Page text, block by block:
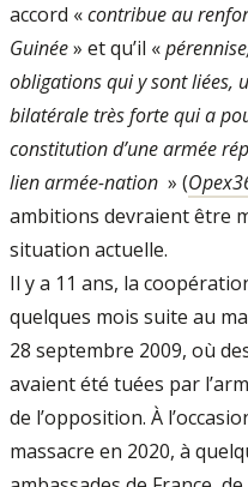
accord «contribue au
Guinée» et qu’il «
obligations qui y sont liées,
bilatérale très forte qui a
constitution d’une armée
lien armée-nation » (
ambitions devraient être
situation actuelle.
Il y a 11 ans, la
quelques mois suite au
28 septembre 2009, où
avaient été tuées par
de l’opposition. À
massacre en 2020, à